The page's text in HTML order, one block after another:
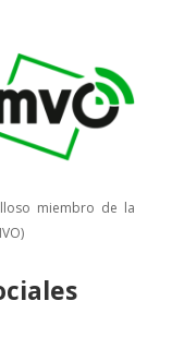
miembro de la